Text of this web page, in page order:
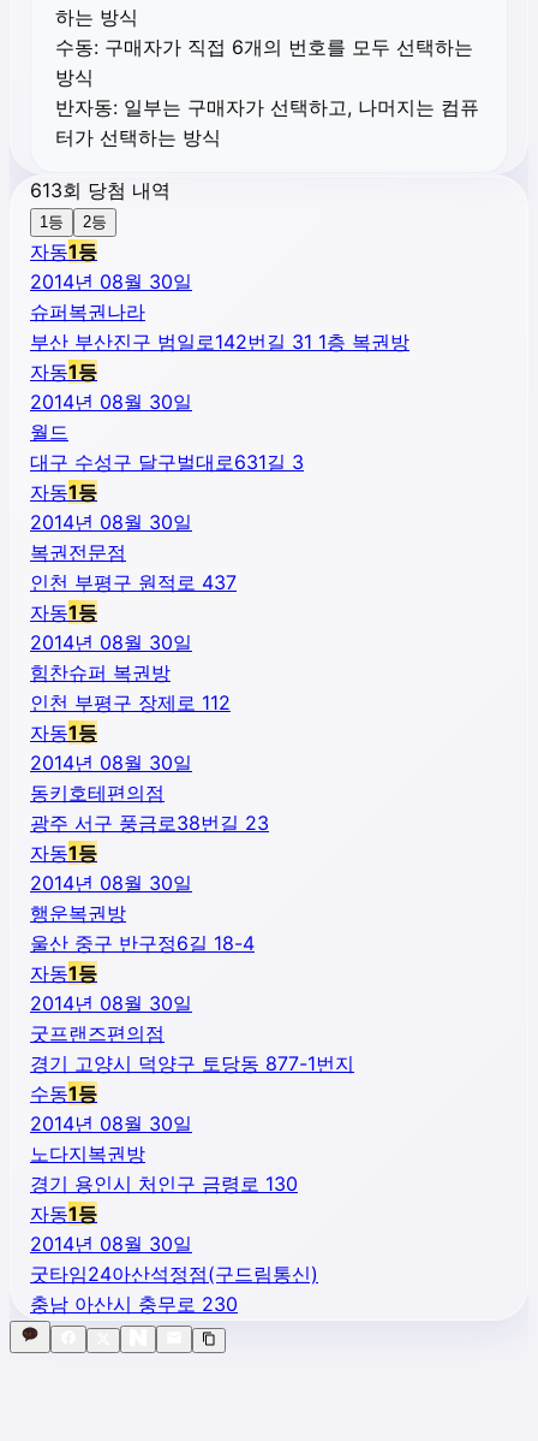
하는 방식
수동: 구매자가 직접 6개의 번호를 모두 선택하는
방식
반자동: 일부는 구매자가 선택하고, 나머지는 컴퓨
터가 선택하는 방식
613회 당첨 내역
1등 2등
자동1등
2014년 08월 30일
슈퍼복권나라
부산 부산진구 범일로142번길 31 1층 복권방
자동1등
2014년 08월 30일
월드
대구 수성구 달구벌대로631길 3
자동1등
2014년 08월 30일
복권전문점
인천 부평구 원적로 437
자동1등
2014년 08월 30일
힘찬슈퍼 복권방
인천 부평구 장제로 112
자동1등
2014년 08월 30일
동키호테편의점
광주 서구 풍금로38번길 23
자동1등
2014년 08월 30일
행운복권방
울산 중구 반구정6길 18-4
자동1등
2014년 08월 30일
굿프랜즈편의점
경기 고양시 덕양구 토당동 877-1번지
수동1등
2014년 08월 30일
노다지복권방
경기 용인시 처인구 금령로 130
자동1등
2014년 08월 30일
굿타임24아산석정점(구드림통신)
충남 아산시 충무로 230